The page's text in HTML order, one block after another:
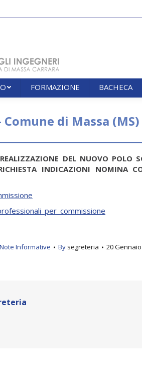
FORMAZIONE BACHECA
di Massa (MS)
DEL NUOVO POLO
INDICAZIONI NOMINA
Note Informative By segreteria 20